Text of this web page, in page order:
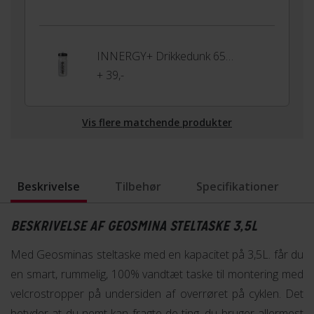
INNERGY+ Drikkedunk 650ml
+ 39,-
Vis flere matchende produkter
Beskrivelse Tilbehør Specifikationer
BESKRIVELSE AF GEOSMINA STELTASKE 3,5L
Med Geosminas steltaske med en kapacitet på 3,5L. får du
en smart, rummelig, 100% vandtæt taske til montering med
velcrostropper på undersiden af overrøret på cyklen. Det